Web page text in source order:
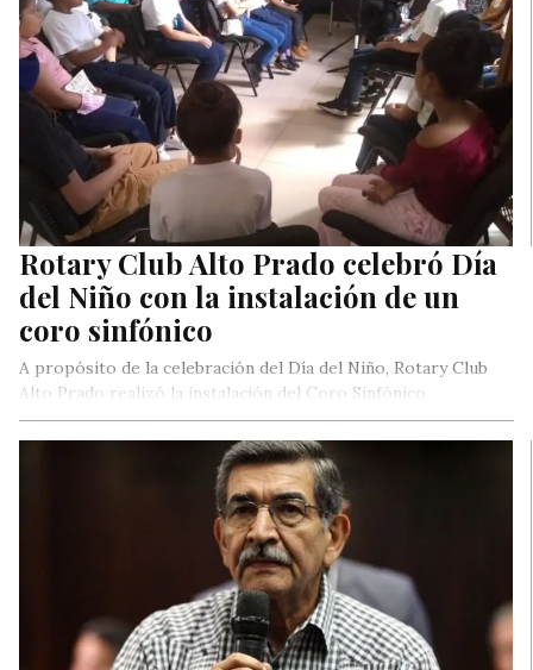
Rotary Club Alto Prado celebró Día
del Niño con la instalación de un
coro sinfónico
A propósito de la celebración del Día del Niño, Rotary Club
Alto Prado realizó la instalación del Coro Sinfónico
integrado…